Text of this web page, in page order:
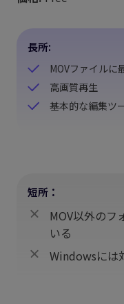
長所:
MOVファイルに
高画質再生
基本的な編集ツ
短所：
MOV以外のフ
いる
Windowsには